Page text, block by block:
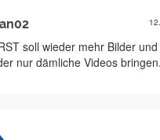
soll wieder mehr Bilder
nur dämliche Videos bringen.